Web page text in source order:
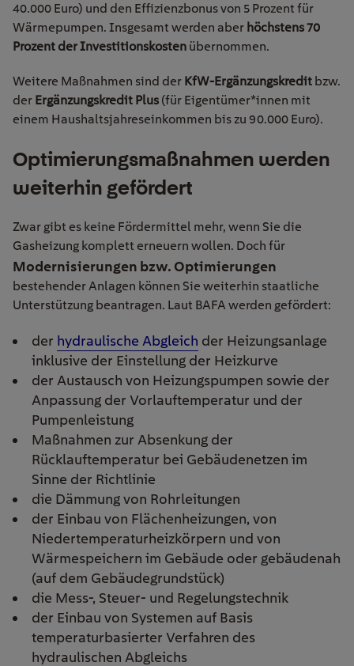
40.000 Euro) und den Effizienzbonus von 5 Prozent für
Wärmepumpen. Insgesamt werden aber höchstens70
Prozent der Investitionskosten übernommen.
Weitere Maßnahmen sind der KfW-Ergänzungskredit bzw.
der Ergänzungskredit Plus (für Eigentümer*innen mit
einem Haushaltsjahreseinkommen bis zu 90.000 Euro).
Optimierungsmaßnahmen werden
weiterhin gefördert
Zwar gibt es keine Fördermittel mehr, wenn Sie die
Gasheizung komplett erneuern wollen. Doch für
Modernisierungen bzw. Optimierungen
bestehender Anlagen können Sie weiterhin staatliche
Unterstützung beantragen. Laut BAFA werden gefördert:
der hydraulische Abgleich der Heizungsanlage
inklusive der Einstellung der Heizkurve
der Austausch von Heizungspumpen sowie der
Anpassung der Vorlauftemperatur und der
Pumpenleistung
Maßnahmen zur Absenkung der
Rücklauftemperatur bei Gebäudenetzen im
Sinne der Richtlinie
die Dämmung von Rohrleitungen
der Einbau von Flächenheizungen, von
Niedertemperaturheizkörpern und von
Wärmespeichern im Gebäude oder gebäudenah
(auf dem Gebäudegrundstück)
die Mess-, Steuer- und Regelungstechnik
der Einbau von Systemen auf Basis
temperaturbasierter Verfahren des
hydraulischen Abgleichs